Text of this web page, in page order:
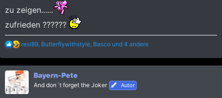
zu zeigen......
zufrieden ??????
R
a
k
t
i
o
resi89, Butterflywithstyle, Basco und 4 andere
Bayern-Pete
And don´t forget the Joker Autor